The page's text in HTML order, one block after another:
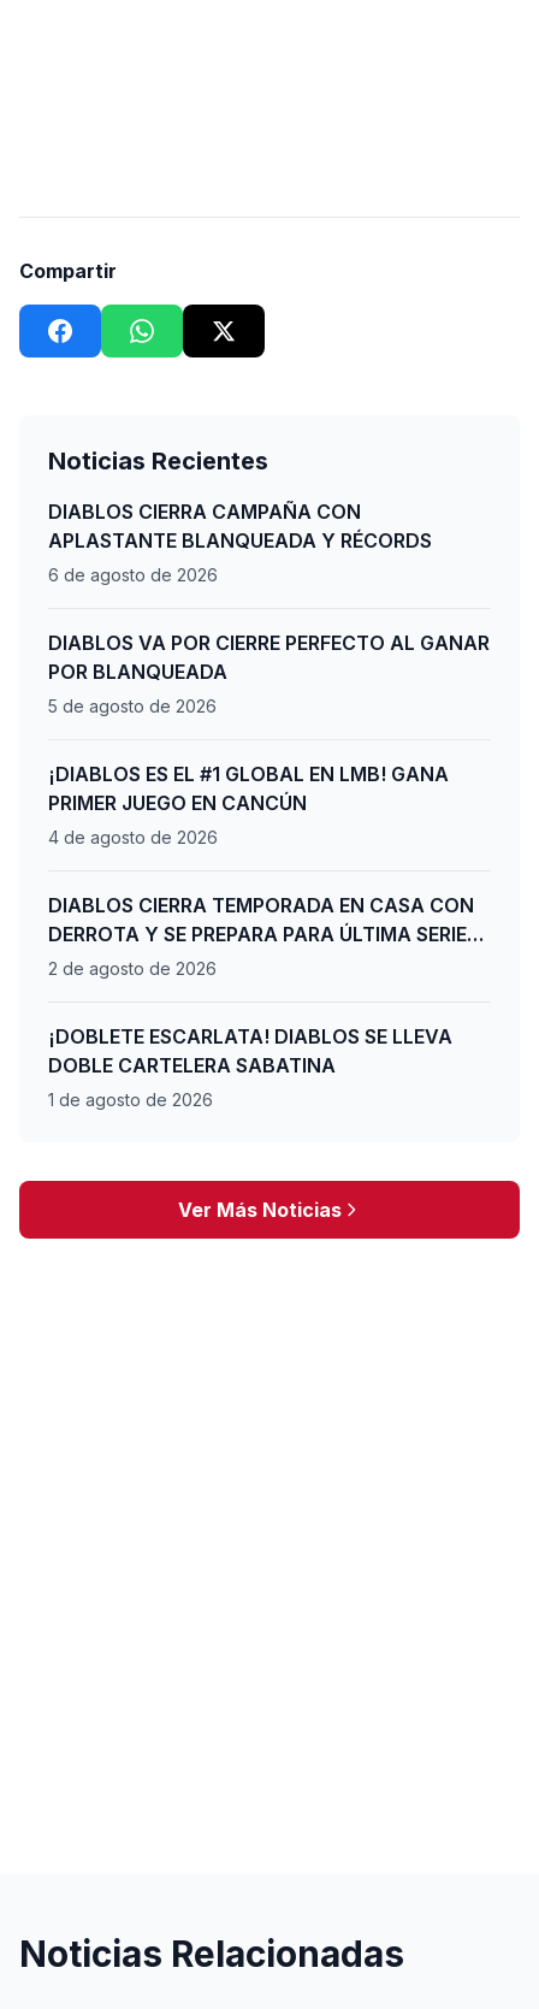
Compartir
Noticias Recientes
DIABLOS CIERRA CAMPAÑA CON
APLASTANTE BLANQUEADA Y RÉCORDS
6 de agosto de 2026
DIABLOS VA POR CIERRE PERFECTO AL GANAR
POR BLANQUEADA
5 de agosto de 2026
¡DIABLOS ES EL #1 GLOBAL EN LMB! GANA
PRIMER JUEGO EN CANCÚN
4 de agosto de 2026
DIABLOS CIERRA TEMPORADA EN CASA CON
DERROTA Y SE PREPARA PARA ÚLTIMA SERIE
DE PLAYOFFS
2 de agosto de 2026
¡DOBLETE ESCARLATA! DIABLOS SE LLEVA
DOBLE CARTELERA SABATINA
1 de agosto de 2026
Ver Más Noticias
Noticias Relacionadas